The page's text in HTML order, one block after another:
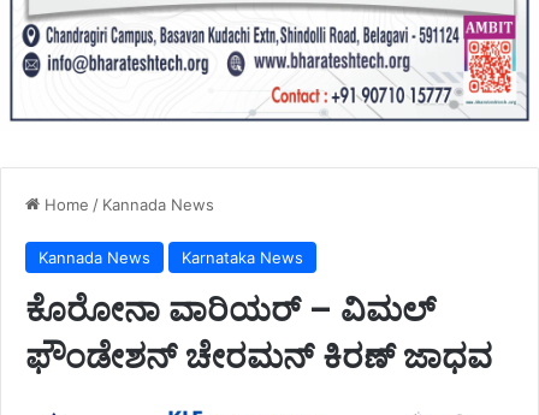
Home / Kannada News
Kannada News Karnataka News
ಕೊರೋನಾ ವಾರಿಯರ್ – ವಿಮಲ್
ಫೌಂಡೇಶನ್ ಚೇರಮನ್ ಕಿರಣ್ ಜಾಧವ